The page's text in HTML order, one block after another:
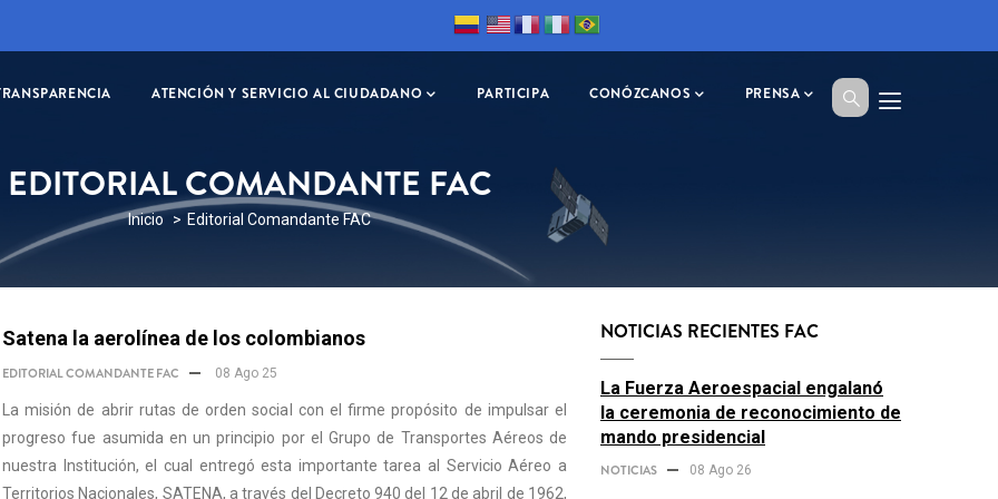
ATENCIÓN Y SERVICIO AL CIUDADANO PARTICIPA CONÓZCANOS PRENSA
EDITORIAL COMANDANTE FAC
SOBRESCRIBIR
DE
AYUDA
A
LA
NAVEGACIÓN
Inicio Editorial Comandante FAC
Satena la aerolínea de los colombianos
EDITORIAL COMANDANTE FAC 08 Ago 25
La misión de abrir rutas de orden social con el firme propósito de impulsar el
progreso fue asumida en un principio por el Grupo de Transportes Aéreos de
nuestra Institución, el cual entregó esta importante tarea al Servicio Aéreo a
Territorios Nacionales, SATENA, a través del Decreto 940 del 12 de abril de 1962,
NOTICIAS RECIENTES FAC
La Fuerza Aeroespacial engalanó
la ceremonia de reconocimiento de
mando presidencial
NOTICIAS 08 Ago 26